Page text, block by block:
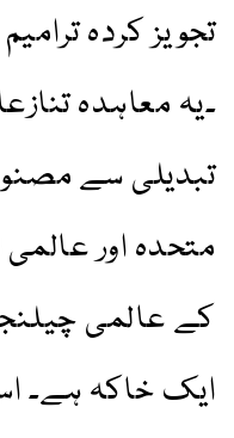
تجویز کردہ
۔یہ معاہدہ
تبدیلی سے
متحدہ اور
کے عالمی
ایک خاکہ ہے۔